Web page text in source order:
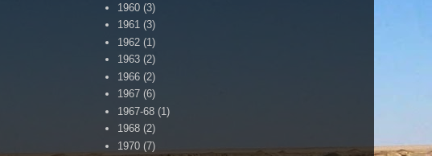
1960 (3)
1961 (3)
1962 (1)
1963 (2)
1966 (2)
1967 (6)
1967-68 (1)
1968 (2)
1970 (7)